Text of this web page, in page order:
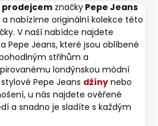
značky Pepe Jeans
a nabízíme originální kolekce této
V naší nabídce najdete
Pepe Jeans, které jsou oblíbené
střihům a
londýnskou módní
Pepe Jeans džíny nebo
u nás najdete ověřené
a snadno je sladíte s každým